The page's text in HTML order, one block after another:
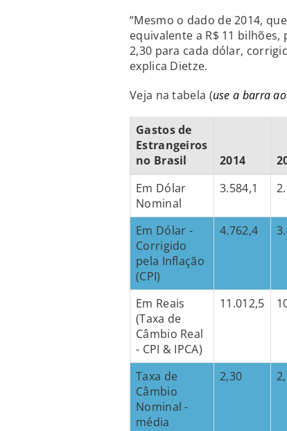
“Mesmo o dado de 2014,
equivalente a R$ 11
2,30 para cada dólar,
explica Dietze.
Veja na tabela (use a barra
Gastos de
Estrangeiros
no Brasil
2014
Em Dólar
Nominal
3.584,1
Em Dólar -
Corrigido
pela Inflação
(CPI)
4.762,4
Em Reais
(Taxa de
Câmbio Real
- CPI & IPCA)
11.012,5
Taxa de
Câmbio
Nominal -
média
2,30